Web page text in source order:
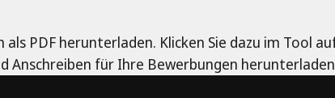
PDF herunterladen. Klicken Sie dazu im Tool
Anschreiben für Ihre Bewerbungen